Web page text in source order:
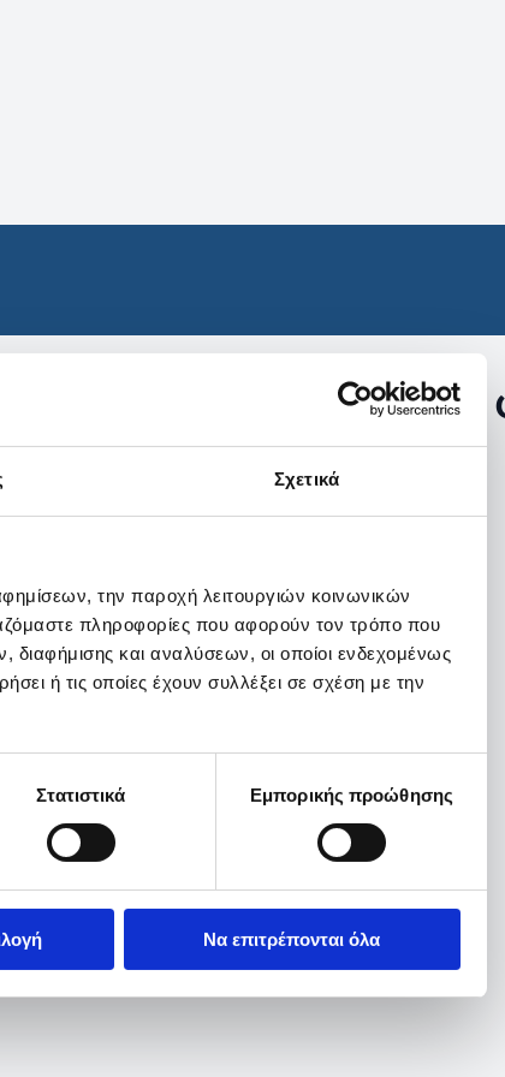
Σχετικά
την παροχή λειτουργιών κοινωνικών
πληροφορίες που αφορούν τον τρόπο που
διαφήμισης και αναλύσεων, οι οποίοι ενδεχομένως
ή τις οποίες έχουν συλλέξει σε σχέση με την
Στατιστικά Εμπορικής προώθησης
Να επιτρέπονται όλα
με τα συγκεκριμένα